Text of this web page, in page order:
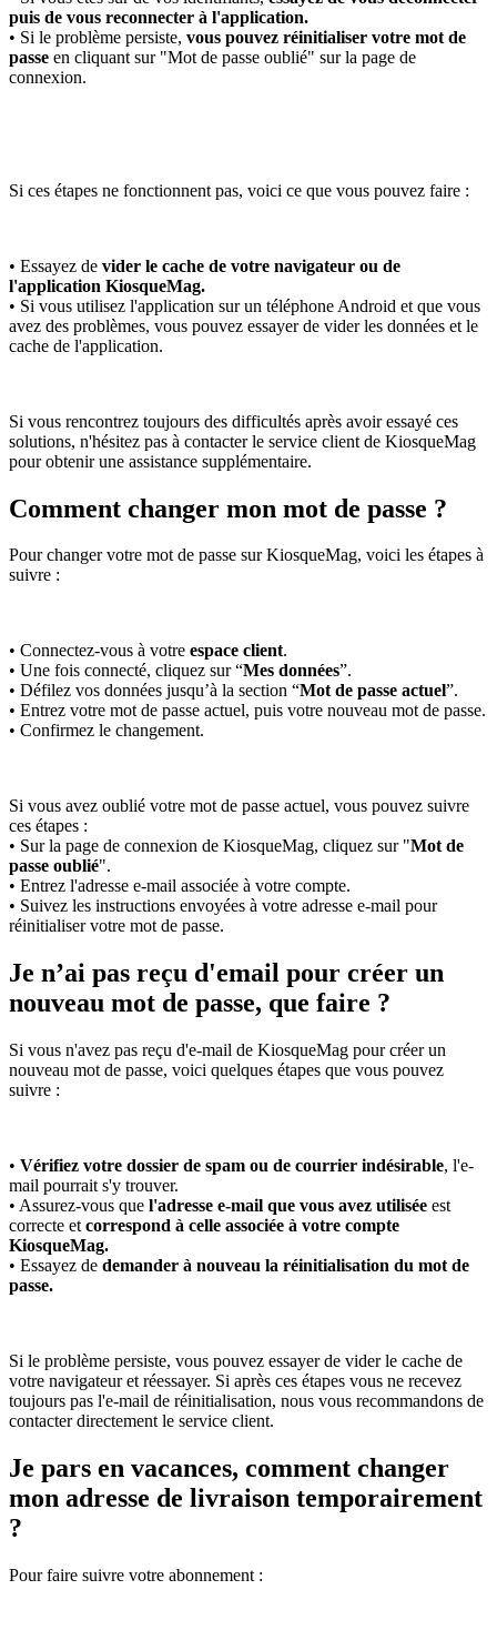
puis de vous reconnecter à l'application.
• Si le problème persiste, vous pouvez réinitialiser votre mot de
passe en cliquant sur "Mot de passe oublié" sur la page de
connexion.
Si ces étapes ne fonctionnent pas, voici ce que vous pouvez faire :
• Essayez de vider le cache de votre navigateur ou de
l'application KiosqueMag.
• Si vous utilisez l'application sur un téléphone Android et que vous
avez des problèmes, vous pouvez essayer de vider les données et le
cache de l'application.
Si vous rencontrez toujours des difficultés après avoir essayé ces
solutions, n'hésitez pas à contacter le service client de KiosqueMag
pour obtenir une assistance supplémentaire.
Comment changer mon mot de passe ?
Pour changer votre mot de passe sur KiosqueMag, voici les étapes à
suivre :
• Connectez-vous à votre espace client.
• Une fois connecté, cliquez sur “Mes données”.
• Défilez vos données jusqu’à la section “Mot de passe actuel”.
• Entrez votre mot de passe actuel, puis votre nouveau mot de passe.
• Confirmez le changement.
Si vous avez oublié votre mot de passe actuel, vous pouvez suivre
ces étapes :
• Sur la page de connexion de KiosqueMag, cliquez sur "Mot de
passe oublié".
• Entrez l'adresse e-mail associée à votre compte.
• Suivez les instructions envoyées à votre adresse e-mail pour
réinitialiser votre mot de passe.
Je n’ai pas reçu d'email pour créer un
nouveau mot de passe, que faire ?
Si vous n'avez pas reçu d'e-mail de KiosqueMag pour créer un
nouveau mot de passe, voici quelques étapes que vous pouvez
suivre :
• Vérifiez votre dossier de spam ou de courrier indésirable, l'e-
mail pourrait s'y trouver.
• Assurez-vous que l'adresse e-mail que vous avez utilisée est
correcte et correspond à celle associée à votre compte
KiosqueMag.
• Essayez de demander à nouveau la réinitialisation du mot de
passe.
Si le problème persiste, vous pouvez essayer de vider le cache de
votre navigateur et réessayer. Si après ces étapes vous ne recevez
toujours pas l'e-mail de réinitialisation, nous vous recommandons de
contacter directement le service client.
Je pars en vacances, comment changer
mon adresse de livraison temporairement
?
Pour faire suivre votre abonnement :